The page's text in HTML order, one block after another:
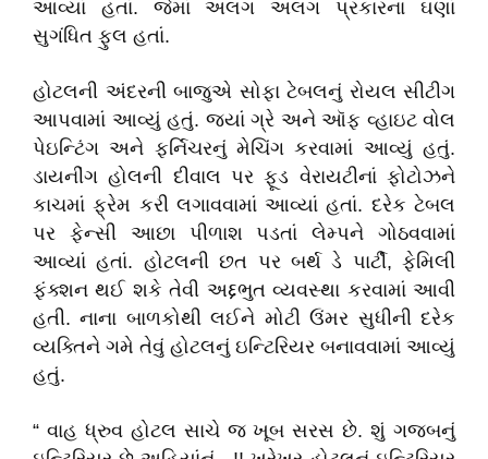
આવ્યાં હતાં. જેમાં અલગ અલગ પ્રકારના ઘણાં
સુગંધિત ફુલ હતાં.
હોટલની અંદરની બાજુએ સોફા ટેબલનું રોયલ સીટીગ
આપવામાં આવ્યું હતું. જયાં ગ્રે અને ઑફ વ્હાઇટ વોલ
પેઇન્ટિંગ અને ફર્નિચરનું મેચિંગ કરવામાં આવ્યું હતું.
ડાયનીંગ હોલની દીવાલ પર ફૂડ વેરાયટીનાં ફોટોઝને
કાચમાં ફ્રેમ કરી લગાવવામાં આવ્યાં હતાં. દરેક ટેબલ
પર ફેન્સી આછા પીળાશ પડતાં લેમ્પને ગોઠવવામાં
આવ્યાં હતાં. હોટલની છત પર બર્થ ડે પાર્ટી, ફેમિલી
ફંક્શન થઈ શકે તેવી અદ્દભુત વ્યવસ્થા કરવામાં આવી
હતી. નાના બાળકોથી લઈને મોટી ઉંમર સુધીની દરેક
વ્યક્તિને ગમે તેવું હોટલનું ઇન્ટિરિયર બનાવવામાં આવ્યું
હતું.
“ વાહ ધ્રુવ હોટલ સાચે જ ખૂબ સરસ છે. શું ગજબનું